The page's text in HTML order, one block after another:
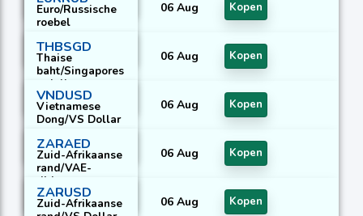
Euro/Russische
roebel
06 Aug Kopen
THBSGD
Thaise
baht/Singapores
e dollar
06 Aug Kopen
VNDUSD
Vietnamese
Dong/VS Dollar
06 Aug Kopen
ZARAED
Zuid-Afrikaanse
rand/VAE-
dirham
06 Aug Kopen
ZARUSD
Zuid-Afrikaanse
06 Aug Kopen